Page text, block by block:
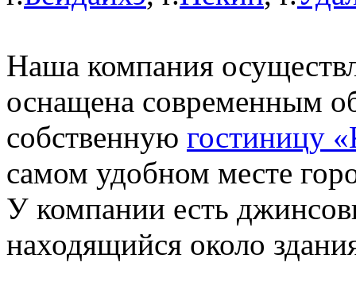
Наша компания
оснащена современным
собственную гостиницу
самом удобном месте
У компании есть
находящийся около